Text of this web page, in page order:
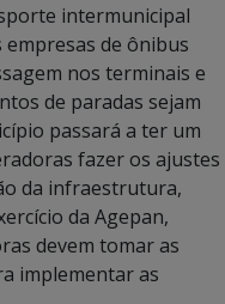
intermunicipal
de ônibus
nos terminais e
de paradas sejam
passará a ter um
fazer os ajustes
da infraestrutura,
da Agepan,
devem tomar as
implementar as